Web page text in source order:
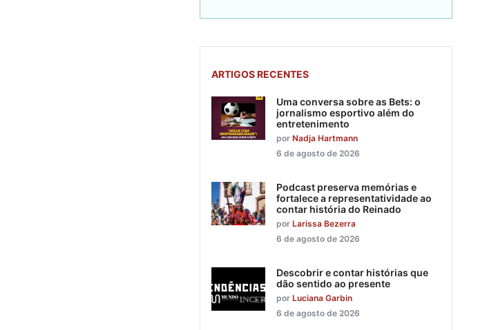
ARTIGOS RECENTES
Uma conversa sobre as Bets: o
jornalismo esportivo além do
entretenimento
por Nadja Hartmann
6 de agosto de 2026
Podcast preserva memórias e
fortalece a representatividade ao
contar história do Reinado
por Larissa Bezerra
6 de agosto de 2026
Descobrir e contar histórias que
dão sentido ao presente
por Luciana Garbin
6 de agosto de 2026